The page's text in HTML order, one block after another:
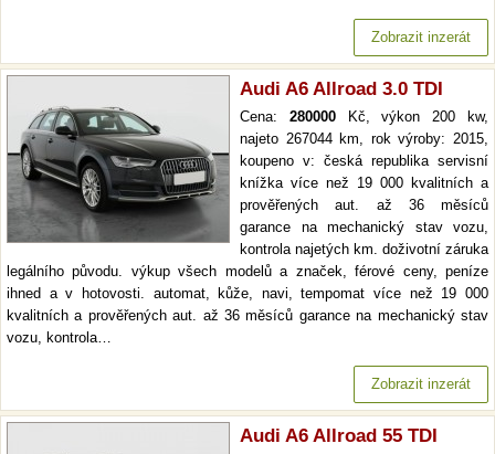
Zobrazit inzerát
Audi A6 Allroad 3.0 TDI
Cena: 280000Kč, výkon 200 kw,
najeto 267044 km, rok výroby: 2015,
koupeno v: česká republika servisní
knížka více než 19 000 kvalitních a
prověřených aut. až 36 měsíců
garance na mechanický stav vozu,
kontrola najetých km. doživotní záruka
legálního původu. výkup všech modelů a značek, férové ceny, peníze
ihned a v hotovosti. automat, kůže, navi, tempomat více než 19 000
kvalitních a prověřených aut. až 36 měsíců garance na mechanický stav
vozu, kontrola…
Zobrazit inzerát
Audi A6 Allroad 55 TDI